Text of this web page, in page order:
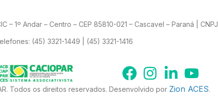
– 1º Andar – Centro – CEP 85810-021 – Cascavel – Paraná |
(45) 3321-1449 | (45) 3321-1416
Todos os direitos reservados. Desenvolvido por Zion ACES.